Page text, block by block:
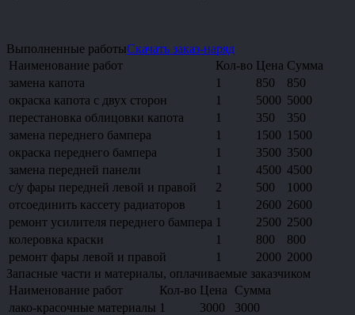
Выполненные работыСкачать заказ-наряд
Наименование работ
Кол-во Цена Сумма
замена капота
1 850
850
окраска капота с двух сторон
1 5000 5000
перестановка облицовки капота
1 350
350
замена переднего бампера
1 1500 1500
окраска переднего бампера
1 3500 3500
замена передней панели
1 4500 4500
с/у фары передней левой и правой
2 500
1000
отсоединить кассету радиаторов
1 2600 2600
ремонт усилителя переднего бампера 1 2500 2500
колеровка краски
1 800
800
ремонт фары левой и правой
1 2000 2000
Запасные части и материалы, оплачиваемые заказчиком
Наименование работ
Кол-во Цена
Сумма
лако-красочные материалы 1 3000
3000